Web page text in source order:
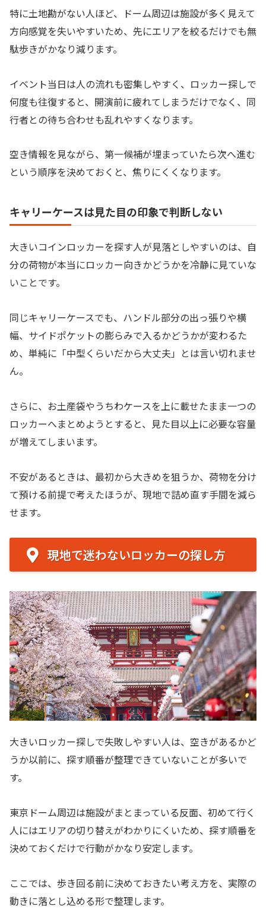
特に土地勘がない人ほど、ドーム周辺は施設が多く見えて
方向感覚を失いやすいため、先にエリアを絞るだけでも無
駄歩きがかなり減ります。
イベント当日は人の流れも密集しやすく、ロッカー探しで
何度も往復すると、開演前に疲れてしまうだけでなく、同
行者との待ち合わせも乱れやすくなります。
空き情報を見ながら、第一候補が埋まっていたら次へ進む
という順序を決めておくと、焦りにくくなります。
キャリーケースは見た目の印象で判断しない
大きいコインロッカーを探す人が見落としやすいのは、自
分の荷物が本当にロッカー向きかどうかを冷静に見ていな
いことです。
同じキャリーケースでも、ハンドル部分の出っ張りや横
幅、サイドポケットの膨らみで入るかどうかが変わるた
め、単純に「中型くらいだから大丈夫」とは言い切れませ
ん。
さらに、お土産袋やうちわケースを上に載せたまま一つの
ロッカーへまとめようとすると、見た目以上に必要な容量
が増えてしまいます。
不安があるときは、最初から大きめを狙うか、荷物を分け
て預ける前提で考えたほうが、現地で詰め直す手間を減ら
せます。
現地で迷わないロッカーの探し方
大きいロッカー探しで失敗しやすい人は、空きがあるかど
うか以前に、探す順番が整理できていないことが多いで
す。
東京ドーム周辺は施設がまとまっている反面、初めて行く
人にはエリアの切り替えがわかりにくいため、探す順番を
決めておくだけで行動がかなり安定します。
ここでは、歩き回る前に決めておきたい考え方を、実際の
動きに落とし込める形で整理します。